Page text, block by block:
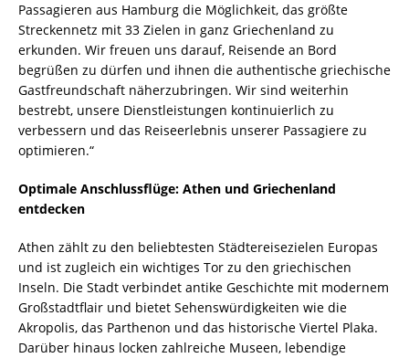
Passagieren aus Hamburg die Möglichkeit, das größte
Streckennetz mit 33 Zielen in ganz Griechenland zu
erkunden. Wir freuen uns darauf, Reisende an Bord
begrüßen zu dürfen und ihnen die authentische griechische
Gastfreundschaft näherzubringen. Wir sind weiterhin
bestrebt, unsere Dienstleistungen kontinuierlich zu
verbessern und das Reiseerlebnis unserer Passagiere zu
optimieren.“
Optimale Anschlussflüge: Athen und Griechenland
entdecken
Athen zählt zu den beliebtesten Städtereisezielen Europas
und ist zugleich ein wichtiges Tor zu den griechischen
Inseln. Die Stadt verbindet antike Geschichte mit modernem
Großstadtflair und bietet Sehenswürdigkeiten wie die
Akropolis, das Parthenon und das historische Viertel Plaka.
Darüber hinaus locken zahlreiche Museen, lebendige